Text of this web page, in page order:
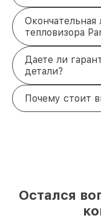
тепловизора
Даете ли
детали?
Почему стоит
Остался